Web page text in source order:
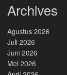
Archives
Agustus 2026
Juli 2026
Juni 2026
Mei 2026